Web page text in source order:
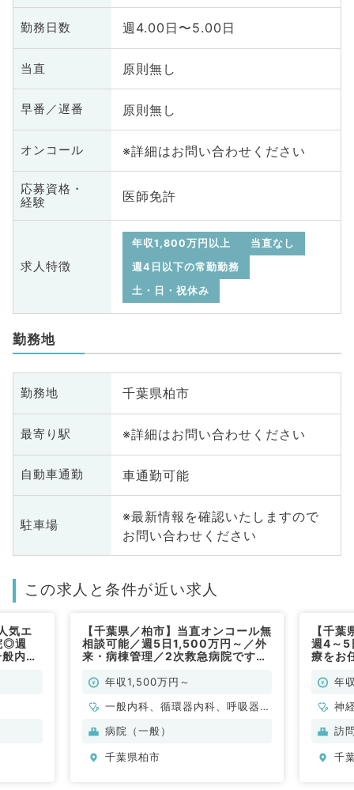
勤務日数 週4.00日〜5.00日
当直 原則無し
早番／遅番 原則無し
オンコール ※詳細はお問い合わせください
応募資格・
経験
医師免許
求人特徴
年収1,800万円以上
当直なし
週4日以下の常勤勤務
土・日・祝休み
勤務地
勤務地 千葉県柏市
最寄り駅 ※詳細はお問い合わせください
自動車通勤 車通勤可能
駐車場
※最新情報を確認いたしますので
お問い合わせください
この求人と条件が近い求人
気エ
◎週
内科
【千葉県／柏市】当直オンコール無
相談可能／週5日1,500万円～／外
来・病棟管理／2次救急病院です
年収1,500万円～
一般内科、循環器内科、呼吸器内
科、消化器内科、内分泌・代謝内
病院（一般）
千葉県柏市
【千
週4～5
療をお
／常勤
年
神
般
訪
千